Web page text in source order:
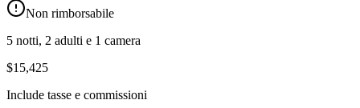
Non rimborsabile
5 notti, 2 adulti e 1 camera
$15,425
Include tasse e commissioni